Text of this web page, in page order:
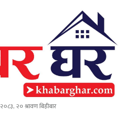
२०८३, २० श्रावण बिहीबार